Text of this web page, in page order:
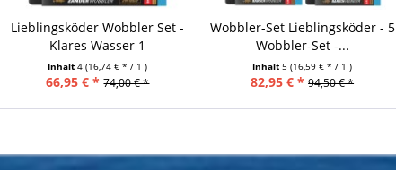
Lieblingsköder Wobbler Set -
Klares Wasser 1
Inhalt4(16,74 € * / 1 )
66,95 € * 74,00 € *
Wobbler-Set Lieblingsköder - 5
Wobbler-Set -...
Inhalt5(16,59 € * / 1 )
82,95 € * 94,50 € *